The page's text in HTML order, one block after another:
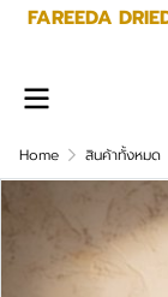
FAREEDA
Home สินค้าทั้งหมด